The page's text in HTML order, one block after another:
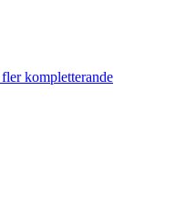
kompletterande